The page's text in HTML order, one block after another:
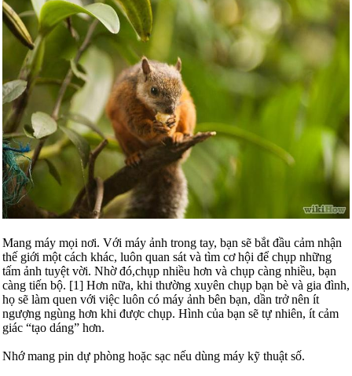
Mang máy mọi nơi. Với máy ảnh trong tay, bạn sẽ bắt đầu cảm nhận
thế giới một cách khác, luôn quan sát và tìm cơ hội để chụp những
tấm ảnh tuyệt vời. Nhờ đó,chụp nhiều hơn và chụp càng nhiều, bạn
càng tiến bộ. [1] Hơn nữa, khi thường xuyên chụp bạn bè và gia đình,
họ sẽ làm quen với việc luôn có máy ảnh bên bạn, dần trở nên ít
ngượng ngùng hơn khi được chụp. Hình của bạn sẽ tự nhiên, ít cảm
giác “tạo dáng” hơn.
Nhớ mang pin dự phòng hoặc sạc nếu dùng máy kỹ thuật số.